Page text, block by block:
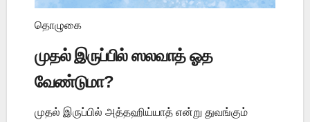
தொழுகை
முதல் இருப்பில் ஸலவாத் ஓத
வேண்டுமா?
முதல் இருப்பில் அத்தஹிய்யாத் என்று துவங்கும்